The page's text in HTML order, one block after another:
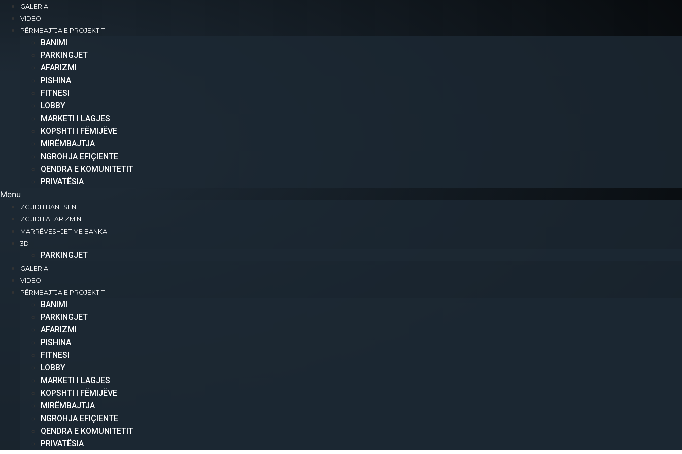
GALERIA
VIDEO
PËRMBAJTJA E PROJEKTIT
BANIMI​
PARKINGJET
AFARIZMI​
PISHINA
FITNESI
LOBBY
MARKETI I LAGJES
KOPSHTI I FËMIJËVE
MIRËMBAJTJA
NGROHJA EFIÇIENTE
QENDRA E KOMUNITETIT
PRIVATËSIA
Menu
ZGJIDH BANESËN
ZGJIDH AFARIZMIN
MARRËVESHJET ME BANKA
3D
PARKINGJET
GALERIA
VIDEO
PËRMBAJTJA E PROJEKTIT
BANIMI​
PARKINGJET
AFARIZMI​
PISHINA
FITNESI
LOBBY
MARKETI I LAGJES
KOPSHTI I FËMIJËVE
MIRËMBAJTJA
NGROHJA EFIÇIENTE
QENDRA E KOMUNITETIT
PRIVATËSIA
+383 49 477 200
info@international-residence.com
Rr. Nekibe Kelmendi, Pranë Pallatit të
Copyright 2025 © All rights Reserved.